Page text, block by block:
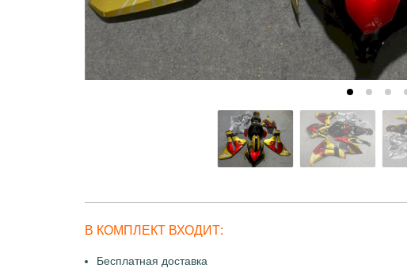
В КОМПЛЕКТ ВХОДИТ:
Бесплатная доставка